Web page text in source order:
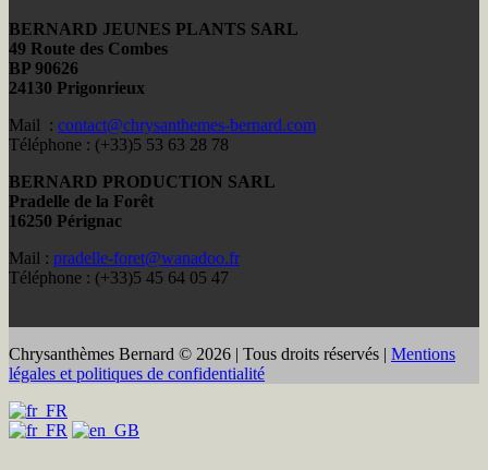
BERNARD JEUNES PLANTS SARL
49 Route des Combes
BP 90626
24130 Prigonrieux
Mail : contact@chrysanthemes-bernard.com
Téléphone : (+33)5 53 63 28 78
BERNARD PRODUCTION SARL
Pradelle de la Forêt
16250 Pérignac
Mail : pradelle-foret@wanadoo.fr
Téléphone : (+33)5 45 64 05 47
Chrysanthèmes Bernard © 2026 | Tous droits réservés | Mentions
légales et politiques de confidentialité